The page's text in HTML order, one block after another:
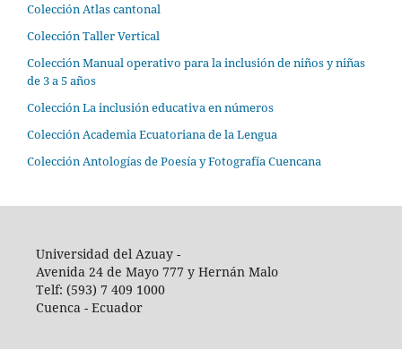
Colección Atlas cantonal
Colección Taller Vertical
Colección Manual operativo para la inclusión de niños y niñas
de 3 a 5 años
Colección La inclusión educativa en números
Colección Academia Ecuatoriana de la Lengua
Colección Antologías de Poesía y Fotografía Cuencana
Universidad del Azuay -
Avenida 24 de Mayo 777 y Hernán Malo
Telf: (593) 7 409 1000
Cuenca - Ecuador